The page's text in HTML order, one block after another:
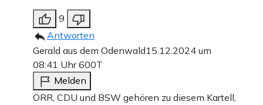
9
Antworten
Gerald aus dem Odenwald15.12.2024 um
08:41 Uhr600T
Melden
ÖRR, CDU und BSW gehören zu diesem Kartell,